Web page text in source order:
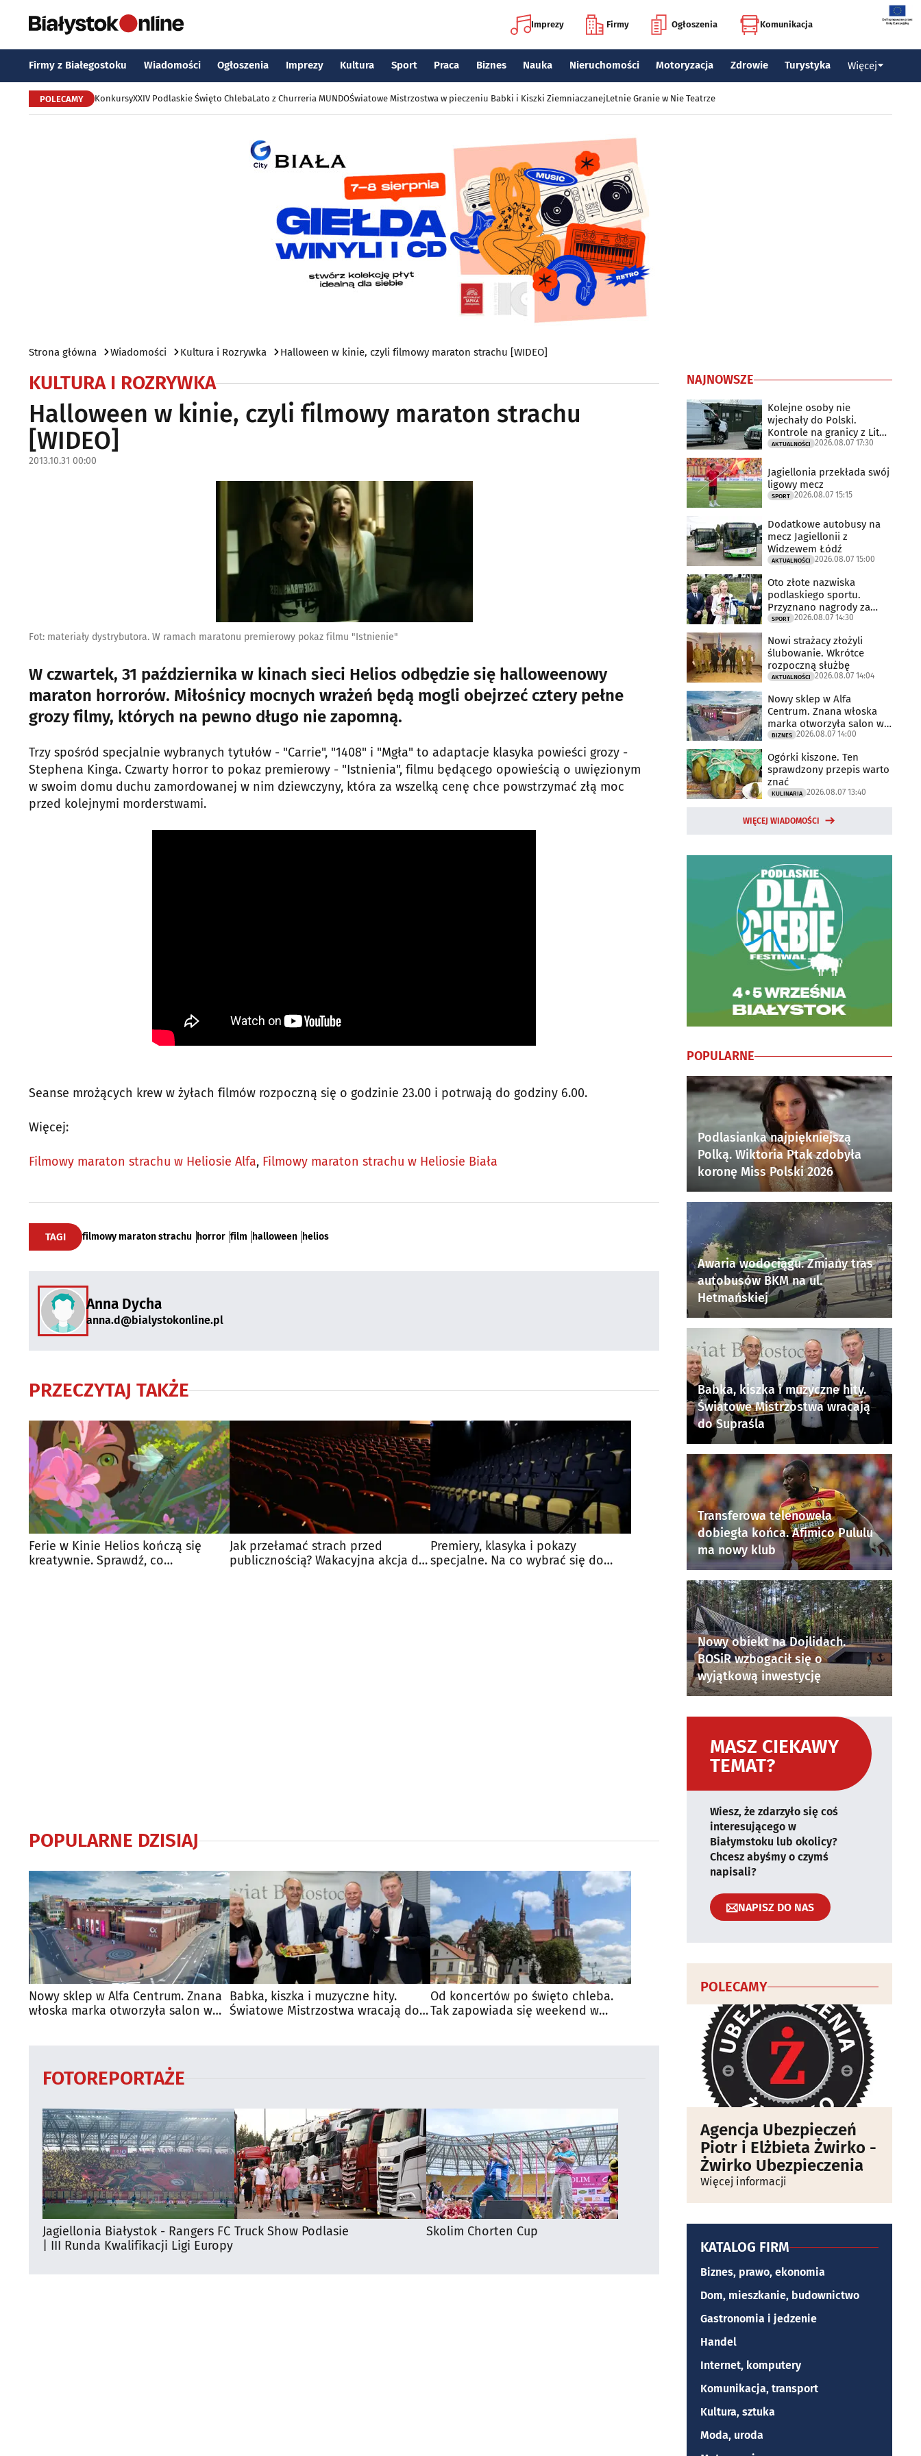
Imprezy Firmy Ogłoszenia Komunikacja
Firmy z Białegostoku Wiadomości Ogłoszenia Imprezy Kultura Sport Praca Biznes Nauka Nieruchomości Motoryzacja Zdrowie Turystyka Więcej
POLECAMY KonkursyXXIV Podlaskie Święto ChlebaLato z Churreria MUNDOŚwiatowe Mistrzostwa w pieczeniu Babki i Kiszki ZiemniaczanejLetnie Granie w Nie Teatrze
Strona główna Wiadomości Kultura i Rozrywka Halloween w kinie, czyli filmowy maraton strachu [WIDEO]
KULTURA I ROZRYWKA
Halloween w kinie, czyli filmowy maraton strachu
[WIDEO]
2013.10.31 00:00
Fot: materiały dystrybutora. W ramach maratonu premierowy pokaz filmu "Istnienie"
W czwartek, 31 października w kinach sieci Helios odbędzie się halloweenowy
maraton horrorów. Miłośnicy mocnych wrażeń będą mogli obejrzeć cztery pełne
grozy filmy, których na pewno długo nie zapomną.
Trzy spośród specjalnie wybranych tytułów - "Carrie", "1408" i "Mgła" to adaptacje klasyka powieści grozy -
Stephena Kinga. Czwarty horror to pokaz premierowy - "Istnienia", filmu będącego opowieścią o uwięzionym
w swoim domu duchu zamordowanej w nim dziewczyny, która za wszelką cenę chce powstrzymać złą moc
przed kolejnymi morderstwami.
Seanse mrożących krew w żyłach filmów rozpoczną się o godzinie 23.00 i potrwają do godziny 6.00.
Więcej:
Filmowy maraton strachu w Heliosie Alfa, Filmowy maraton strachu w Heliosie Biała
TAGI filmowy maraton strachu horror film halloween helios
Anna Dycha
anna.d@bialystokonline.pl
PRZECZYTAJ TAKŻE
Ferie w Kinie Helios kończą się
kreatywnie. Sprawdź, co
Jak przełamać strach przed
publicznością? Wakacyjna akcja dla
Premiery, klasyka i pokazy
specjalne. Na co wybrać się do
POPULARNE DZISIAJ
Nowy sklep w Alfa Centrum. Znana
włoska marka otworzyła salon w
Babka, kiszka i muzyczne hity.
Światowe Mistrzostwa wracają do
Od koncertów po święto chleba.
Tak zapowiada się weekend w
FOTOREPORTAŻE
Jagiellonia Białystok - Rangers FC
| III Runda Kwalifikacji Ligi Europy
Truck Show Podlasie Skolim Chorten Cup
NAJNOWSZE
Kolejne osoby nie
wjechały do Polski.
Kontrole na granicy z Litwą
trwają
AKTUALNOŚCI 2026.08.07 17:30
Jagiellonia przekłada swój
ligowy mecz
SPORT 2026.08.07 15:15
Dodatkowe autobusy na
mecz Jagiellonii z
Widzewem Łódź
AKTUALNOŚCI 2026.08.07 15:00
Oto złote nazwiska
podlaskiego sportu.
Przyznano nagrody za
2025 rok
SPORT 2026.08.07 14:30
Nowi strażacy złożyli
ślubowanie. Wkrótce
rozpoczną służbę
AKTUALNOŚCI 2026.08.07 14:04
Nowy sklep w Alfa
Centrum. Znana włoska
marka otworzyła salon w
Białymstoku
BIZNES 2026.08.07 14:00
Ogórki kiszone. Ten
sprawdzony przepis warto
znać
KULINARIA 2026.08.07 13:40
WIĘCEJ WIADOMOŚCI
POPULARNE
Podlasianka najpiękniejszą
Polką. Wiktoria Ptak zdobyła
koronę Miss Polski 2026
Awaria wodociągu. Zmiany tras
autobusów BKM na ul.
Hetmańskiej
Babka, kiszka i muzyczne hity.
Światowe Mistrzostwa wracają
do Supraśla
Transferowa telenowela
dobiegła końca. Afimico Pululu
ma nowy klub
Nowy obiekt na Dojlidach.
BOSiR wzbogacił się o
wyjątkową inwestycję
MASZ CIEKAWY
TEMAT?
Wiesz, że zdarzyło się coś
interesującego w
Białymstoku lub okolicy?
Chcesz abyśmy o czymś
napisali?
NAPISZ DO NAS
POLECAMY
Agencja Ubezpieczeń
Piotr i Elżbieta Żwirko -
Żwirko Ubezpieczenia
Więcej informacji
KATALOG FIRM
Biznes, prawo, ekonomia
Dom, mieszkanie, budownictwo
Gastronomia i jedzenie
Handel
Internet, komputery
Komunikacja, transport
Kultura, sztuka
Moda, uroda